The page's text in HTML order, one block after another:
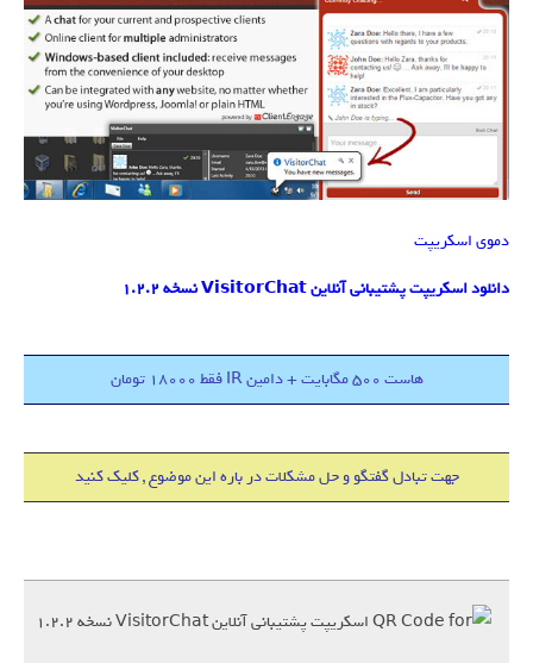
دموی اسکریپت
دانلود اسکریپت پشتیبانی آنلاین VisitorChat نسخه 1.2.2
هاست 500 مگابایت + دامین IR فقط 18000 تومان
جهت تبادل گفتگو و حل مشکلات در باره این موضوع , کلیک کنید